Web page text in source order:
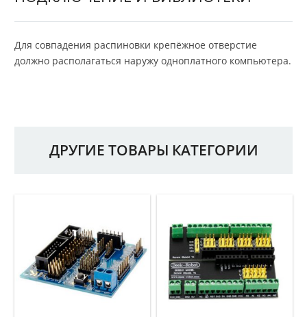
Для совпадения распиновки крепёжное отверстие
должно располагаться наружу одноплатного компьютера.
ДРУГИЕ ТОВАРЫ КАТЕГОРИИ